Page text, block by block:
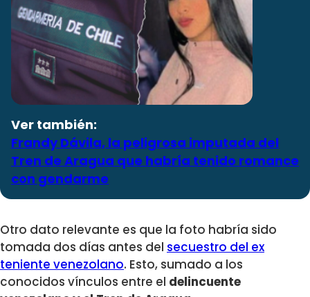
Ver también:
Frandy Dávila, la peligrosa imputada del
Tren de Aragua que habría tenido romance
con gendarme
Otro dato relevante es que la foto habría sido
tomada dos días antes del secuestro del ex
teniente venezolano. Esto, sumado a los
conocidos vínculos entre el delincuente